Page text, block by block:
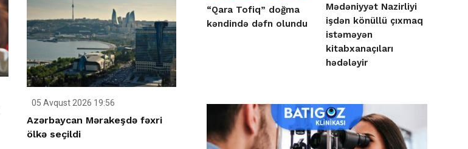
05 Avqust 2026 19:56
Azərbaycan Mərakeşdə fəxri
ölkə seçildi
“Qara Tofiq” doğma
kəndində dəfn olundu
Mədəniyyət Nazirliyi
işdən könüllü çıxmaq
istəməyən
kitabxanaçıları
hədələyir